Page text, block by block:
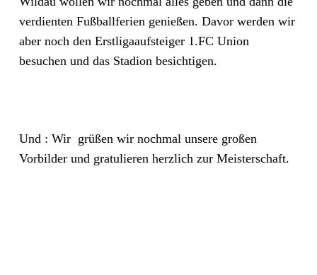
verdienten Fußballferien genießen. Davor werden wir
aber noch den Erstligaaufsteiger 1.FC Union
besuchen und das Stadion besichtigen.
Und : Wir grüßen wir nochmal unsere großen
Vorbilder und gratulieren herzlich zur Meisterschaft.